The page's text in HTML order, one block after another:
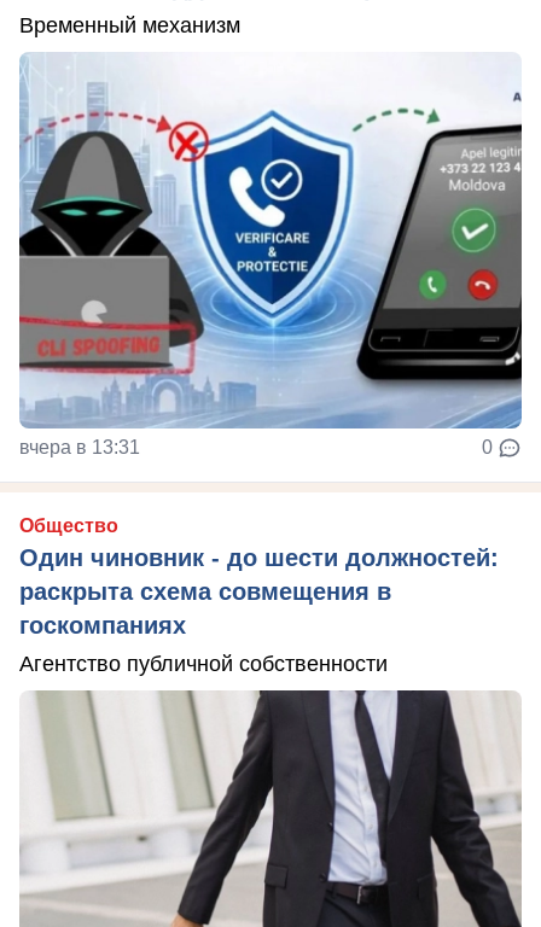
Временный механизм
вчера в 13:31 0
Общество
Один чиновник - до шести должностей:
раскрыта схема совмещения в
госкомпаниях
Агентство публичной собственности